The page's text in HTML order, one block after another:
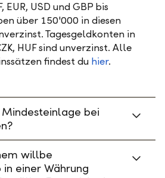
EUR, USD und GBP bis
über 150'000 in diesen
Tagesgeldkonten in
HUF sind unverzinst. Alle
findest du hier.
bei
willbe
einer Währung